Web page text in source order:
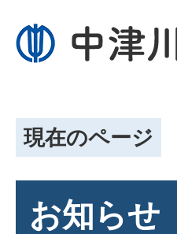
現在のページ
お知らせ